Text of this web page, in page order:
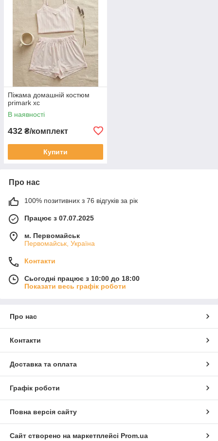
Піжама домашній костюм
primark хс
В наявності
432 ₴/комплект
Купити
Про нас
100% позитивних з 76 відгуків за рік
Працює з 07.07.2025
м. Первомайськ
Первомайськ, Україна
Контакти
Сьогодні працює з 10:00 до 18:00
Показати весь графік роботи
Про нас
Контакти
Доставка та оплата
Графік роботи
Повна версія сайту
Сайт створено на маркетплейсі Prom.ua